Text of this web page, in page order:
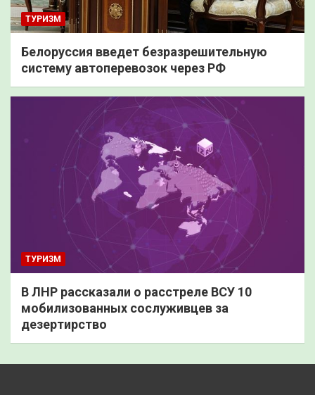
ТУРИЗМ
Белоруссия введет безразрешительную
систему автоперевозок через РФ
ТУРИЗМ
В ЛНР рассказали о расстреле ВСУ 10
мобилизованных сослуживцев за
дезертирство